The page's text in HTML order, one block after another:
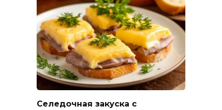
Селедочная закуска с